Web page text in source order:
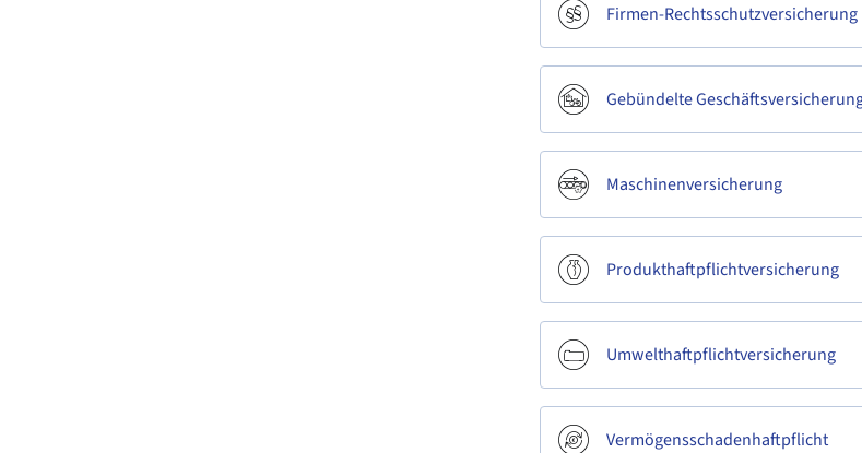
Firmen-Rechtsschutzversicherung
Gebündelte
Maschinenversicherung
Produkthaftpflichtversicherung
Umwelthaftpflichtversicherung
Vermögensschadenhaftpflicht